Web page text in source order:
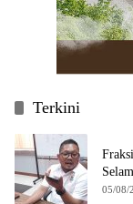
Terkini
05/08/